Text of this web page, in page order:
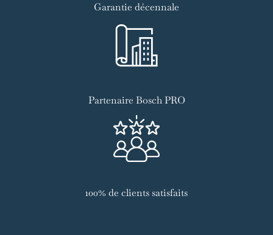
Garantie décennale
Partenaire Bosch PRO
100% de clients satisfaits